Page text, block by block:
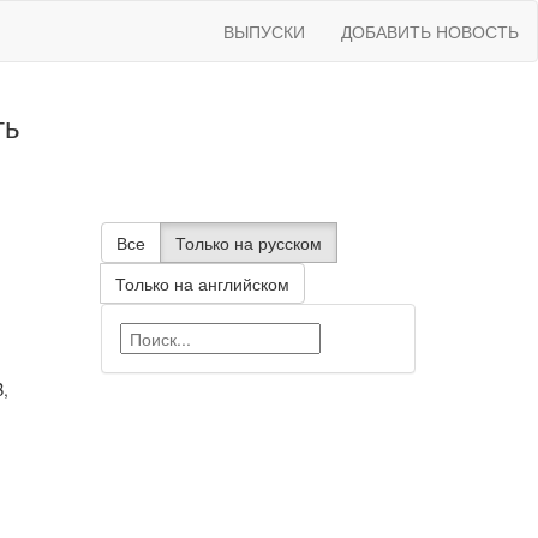
ВЫПУСКИ ДОБАВИТЬ НОВОСТЬ
Все
Только на русском
Только на английском